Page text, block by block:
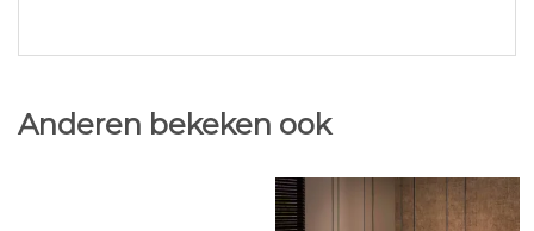
Anderen bekeken ook